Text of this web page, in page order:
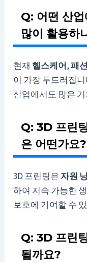
Q: 어떤 산
많이 활용하
현재 헬스케어,패션
이 가장 두드러집
산업에서도 많은
Q: 3D 프린
은 어떤가요?
3D 프린팅은 자원
하여 지속 가능한
보호에 기여할 수
Q: 3D 프린
될까요?